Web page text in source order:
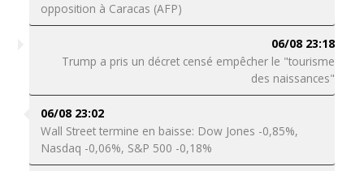
opposition à Caracas (AFP)
06/08 23:18
Trump a pris un décret censé empêcher le "tourisme
des naissances"
06/08 23:02
Wall Street termine en baisse: Dow Jones -0,85%,
Nasdaq -0,06%, S&P 500 -0,18%